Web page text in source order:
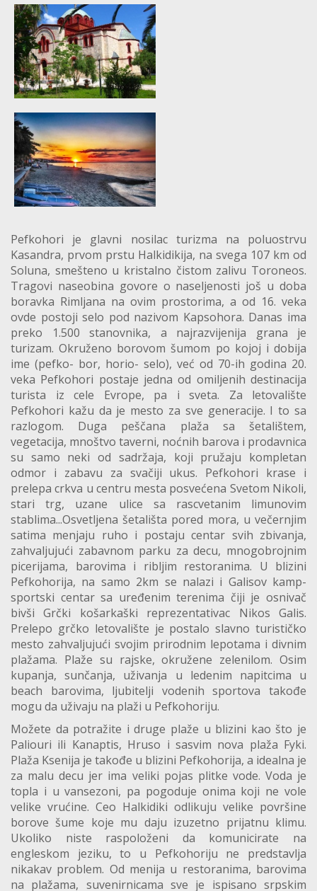
Pefkohori je glavni nosilac turizma na poluostrvu
Kasandra, prvom prstu Halkidikija, na svega 107 km od
Soluna, smešteno u kristalno čistom zalivu Toroneos.
Tragovi naseobina govore o naseljenosti još u doba
boravka Rimljana na ovim prostorima, a od 16. veka
ovde postoji selo pod nazivom Kapsohora. Danas ima
preko 1.500 stanovnika, a najrazvijenija grana je
turizam. Okruženo borovom šumom po kojoj i dobija
ime (pefko- bor, horio- selo), već od 70-ih godina 20.
veka Pefkohori postaje jedna od omiljenih destinacija
turista iz cele Evrope, pa i sveta. Za letovalište
Pefkohori kažu da je mesto za sve generacije. I to sa
razlogom. Duga peščana plaža sa šetalištem,
vegetacija, mnoštvo taverni, noćnih barova i prodavnica
su samo neki od sadržaja, koji pružaju kompletan
odmor i zabavu za svačiji ukus. Pefkohori krase i
prelepa crkva u centru mesta posvećena Svetom Nikoli,
stari trg, uzane ulice sa rascvetanim limunovim
stablima...Osvetljena šetališta pored mora, u večernjim
satima menjaju ruho i postaju centar svih zbivanja,
zahvaljujući zabavnom parku za decu, mnogobrojnim
picerijama, barovima i ribljim restoranima. U blizini
Pefkohorija, na samo 2km se nalazi i Galisov kamp-
sportski centar sa uređenim terenima čiji je osnivač
bivši Grčki košarkaški reprezentativac Nikos Galis.
Prelepo grčko letovalište je postalo slavno turističko
mesto zahvaljujući svojim prirodnim lepotama i divnim
plažama. Plaže su rajske, okružene zelenilom. Osim
kupanja, sunčanja, uživanja u ledenim napitcima u
beach barovima, ljubitelji vodenih sportova takođe
mogu da uživaju na plaži u Pefkohoriju.
Možete da potražite i druge plaže u blizini kao što je
Paliouri ili Kanaptis, Hruso i sasvim nova plaža Fyki.
Plaža Ksenija je takođe u blizini Pefkohorija, a idealna je
za malu decu jer ima veliki pojas plitke vode. Voda je
topla i u vansezoni, pa pogoduje onima koji ne vole
velike vrućine. Ceo Halkidiki odlikuju velike površine
borove šume koje mu daju izuzetno prijatnu klimu.
Ukoliko niste raspoloženi da komunicirate na
engleskom jeziku, to u Pefkohoriju ne predstavlja
nikakav problem. Od menija u restoranima, barovima
na plažama, suvenirnicama sve je ispisano srpskim